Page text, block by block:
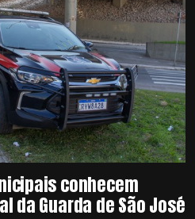
conhecem
da Guarda de São José